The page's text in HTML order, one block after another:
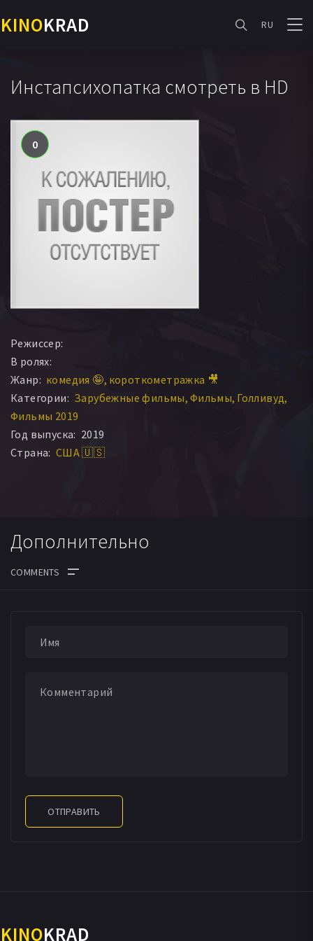
KINOKRAD RU
Инстапсихопатка смотреть в HD
0
Режиссер:
В ролях:
Жанр: комедия 🤪 короткометражка 🎥
Категории: Зарубежные фильмы Фильмы Голливуд
Фильмы 2019
Год выпуска: 2019
Страна: США 🇺🇸
Дополнительно
ОТПРАВИТЬ
KINOKRAD